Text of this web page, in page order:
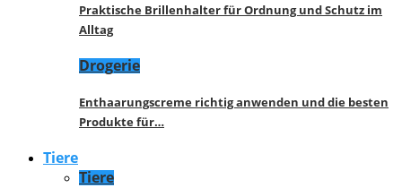
Praktische Brillenhalter für Ordnung und Schutz im
Alltag
Drogerie
Enthaarungscreme richtig anwenden und die besten
Produkte für…
Tiere
Tiere